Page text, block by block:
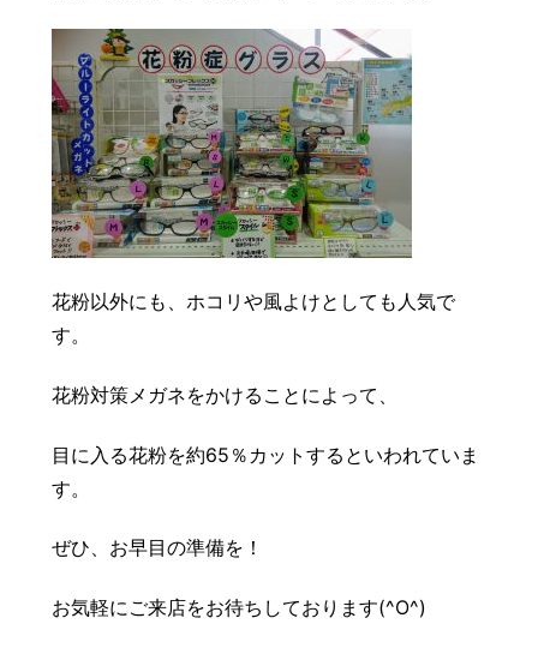
花粉以外にも、ホコリや風よけとしても人気で
す。
花粉対策メガネをかけることによって、
目に入る花粉を約65％カットするといわれていま
す。
ぜひ、お早目の準備を！
お気軽にご来店をお待ちしております(^O^)